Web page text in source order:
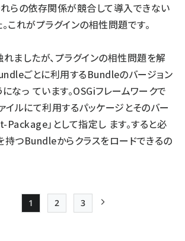
れらの依存関係が競合して導入できない
これがプラグインの相性問題です。
ましたが、プラグインの相性問題を解
ごとに利用するBundleのバージョン
なっ ています。OSGiフレームワークで
イルにて利用するパッケージとそのバー
Package」として指定し ます。すると必
持つBundleからクラスをロードできるの
Page
1
Page
2
Page
3